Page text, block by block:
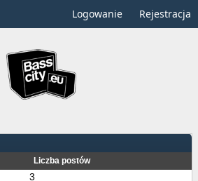
Logowanie Rejestracja
Liczba postów
3